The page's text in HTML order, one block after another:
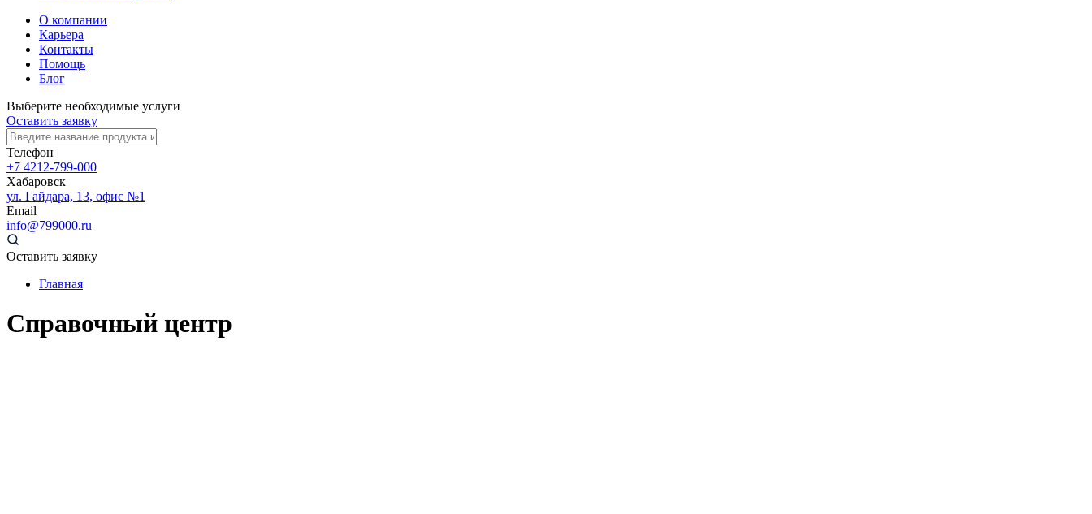
О компании
Карьера
Контакты
Помощь
Блог
Выберите необходимые услуги
Оставить заявку
Телефон
+7 4212-799-000
Хабаровск
ул. Гайдара, 13, офис №1
Email
info@799000.ru
Оставить заявку
Главная
Справочный центр